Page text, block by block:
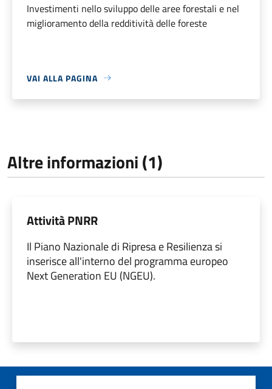
Investimenti nello sviluppo delle aree forestali e nel
miglioramento della redditività delle foreste
VAI ALLA PAGINA
Altre informazioni (1)
Attività PNRR
Il Piano Nazionale di Ripresa e Resilienza si
inserisce all'interno del programma europeo
Next Generation EU (NGEU).